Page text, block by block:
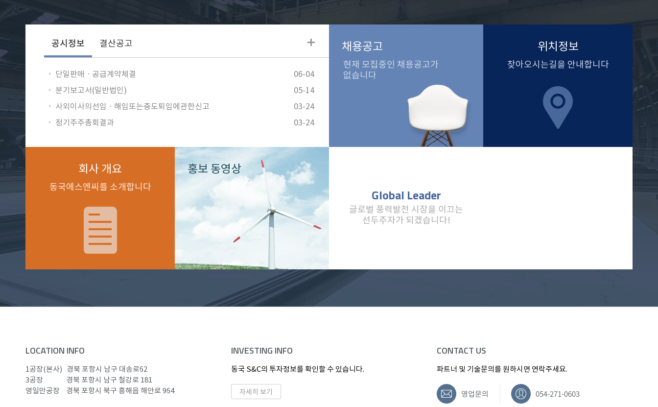
공시정보 결산공고
단일판매ㆍ공급계약체결
06-04
분기보고서(일반법인)
05-14
사외이사의선임ㆍ해임또는중도퇴임에관한신고
03-24
정기주주총회결과
03-24
채용공고
현재 모집중인 채용공고가
없습니다
위치정보
찾아오시는길을 안내합니다
회사 개요
동국에스엔씨를 소개합니다
홍보 동영상
Global Leader
글로벌 풍력발전 시장을 이끄는
선두주자가 되겠습니다!
LOCATION INFO
1공장(본사) 경북 포항시 남구 대송로62
3공장
경북 포항시 남구 철강로 181
영일만공장
경북 포항시 북구 흥해읍 해안로 964
INVESTING INFO
동국 S&C의 투자정보를 확인할 수 있습니다.
자세히 보기
CONTACT US
파트너 및 기술문의를 원하시면 연락주세요.
영업문의 054-271-0603